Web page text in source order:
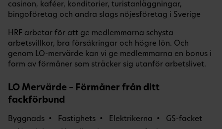
casinon, kaféer, konditorier, turistanläggningar,
bingoföretag och andra slags nöjesföretag i Sverige
HRF arbetar för att ge medlemmarna schysta
arbetsvillkor, bra försäkringar och högre lön. Och
genom LO-mervärde kan vi ge medlemmarna en bonus i
form av förmåner som sträcker sig utanför arbetslivet.
LO Mervärde – Förmåner från ditt
fackförbund
Byggnads Fastighets Elektrikerna
GS-facket